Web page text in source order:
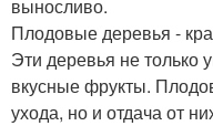
выносливо.
Плодовые деревья -
Эти деревья не только
вкусные фрукты.
ухода, но и отдача от